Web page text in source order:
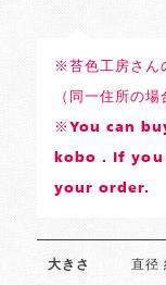
※苔色工房さん
（同一住所の
※You can
kobo . If you
your order.
大きさ 直径